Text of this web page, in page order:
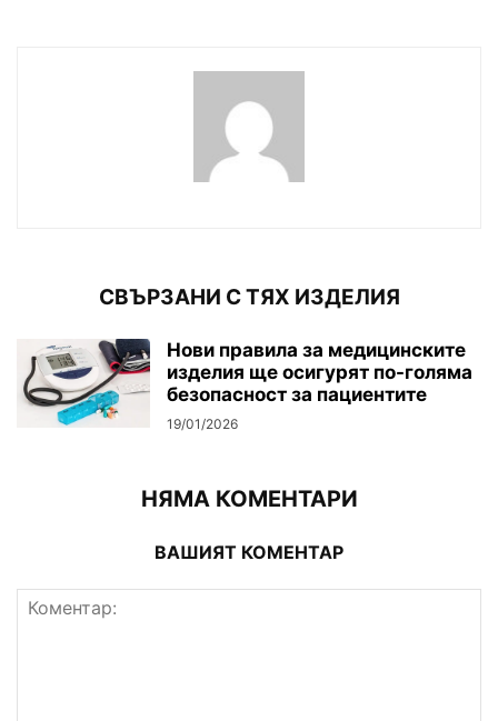
СВЪРЗАНИ С ТЯХ ИЗДЕЛИЯ
Нови правила за медицинските
изделия ще осигурят по-голяма
безопасност за пациентите
19/01/2026
НЯМА КОМЕНТАРИ
ВАШИЯТ КОМЕНТАР